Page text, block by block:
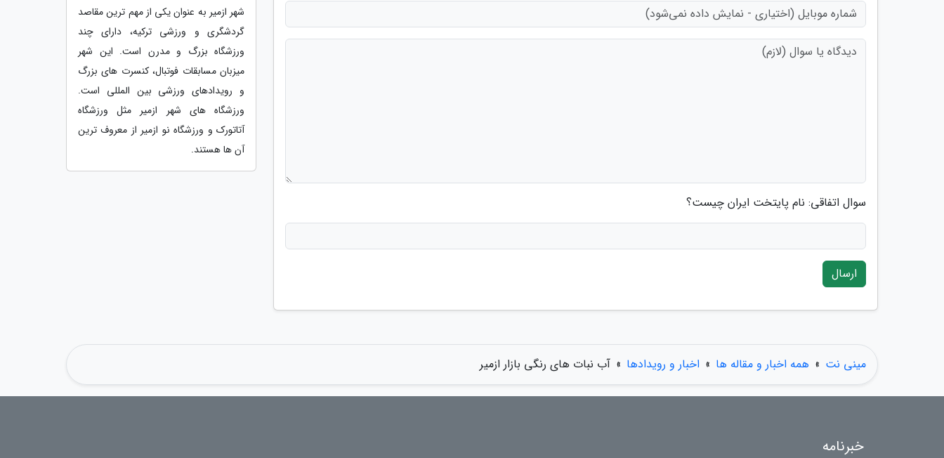
سوال اتفاقی: نام پایتخت ایران چیست؟
ارسال
شهر ازمیر به عنوان یکی از مهم ترین مقاصد
گردشگری و ورزشی ترکیه، دارای چند
ورزشگاه بزرگ و مدرن است. این شهر
میزبان مسابقات فوتبال، کنسرت های بزرگ
و رویدادهای ورزشی بین المللی است.
ورزشگاه های شهر ازمیر مثل ورزشگاه
آتاتورک و ورزشگاه نو ازمیر از معروف ترین
آن ها هستند.
مینی نت » همه اخبار و مقاله ها » اخبار و رویدادها » آب نبات های رنگی بازار ازمیر
خبرنامه